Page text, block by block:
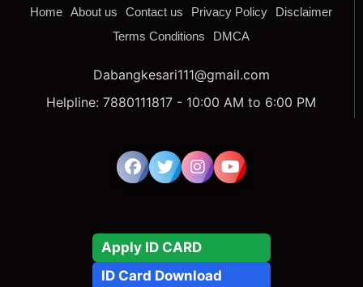
Home About us Contact us Privacy Policy
Disclaimer
Terms Conditions
DMCA
Dabangkesari111@gmail.com
Helpline: 7880111817 - 10:00 AM to 6:00 PM
Apply ID CARD
ID Card Download